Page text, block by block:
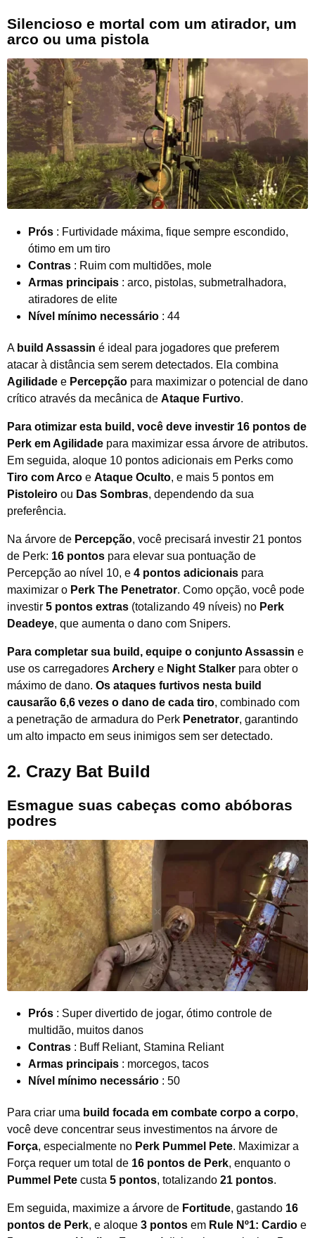
Silencioso e mortal com um atirador, um
arco ou uma pistola
Prós : Furtividade máxima, fique sempre escondido,
ótimo em um tiro
Contras : Ruim com multidões, mole
Armas principais : arco, pistolas, submetralhadora,
atiradores de elite
Nível mínimo necessário : 44
A build Assassin é ideal para jogadores que preferem
atacar à distância sem serem detectados. Ela combina
Agilidade e Percepção para maximizar o potencial de dano
crítico através da mecânica de Ataque Furtivo.
Para otimizar esta build, você deve investir 16 pontos de
Perk em Agilidade para maximizar essa árvore de atributos.
Em seguida, aloque 10 pontos adicionais em Perks como
Tiro com Arco e Ataque Oculto, e mais 5 pontos em
Pistoleiro ou Das Sombras, dependendo da sua
preferência.
Na árvore de Percepção, você precisará investir 21 pontos
de Perk: 16 pontos para elevar sua pontuação de
Percepção ao nível 10, e 4 pontos adicionais para
maximizar o Perk The Penetrator. Como opção, você pode
investir 5 pontos extras (totalizando 49 níveis) no Perk
Deadeye, que aumenta o dano com Snipers.
Para completar sua build, equipe o conjunto Assassin e
use os carregadores Archery e Night Stalker para obter o
máximo de dano. Os ataques furtivos nesta build
causarão 6,6 vezes o dano de cada tiro, combinado com
a penetração de armadura do Perk Penetrator, garantindo
um alto impacto em seus inimigos sem ser detectado.
2. Crazy Bat Build
Esmague suas cabeças como abóboras
podres
Prós : Super divertido de jogar, ótimo controle de
multidão, muitos danos
Contras : Buff Reliant, Stamina Reliant
Armas principais : morcegos, tacos
Nível mínimo necessário : 50
Para criar uma build focada em combate corpo a corpo,
você deve concentrar seus investimentos na árvore de
Força, especialmente no Perk Pummel Pete. Maximizar a
Força requer um total de 16 pontos de Perk, enquanto o
Pummel Pete custa 5 pontos, totalizando 21 pontos.
Em seguida, maximize a árvore de Fortitude, gastando 16
pontos de Perk, e aloque 3 pontos em Rule Nº1: Cardio e